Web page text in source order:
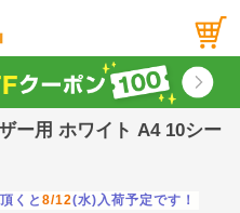
ー用 ホワイト A4 10シー
くと 8/12(水)入荷予定です！